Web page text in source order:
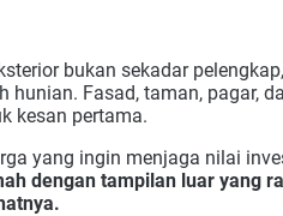
bukan sekadar
hunian. Fasad, taman, pagar,
kesan pertama.
yang ingin menjaga nilai
dengan tampilan luar yang